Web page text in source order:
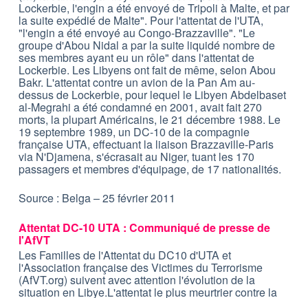
Lockerbie, l'engin a été envoyé de Tripoli à Malte, et par
la suite expédié de Malte". Pour l'attentat de l'UTA,
"l'engin a été envoyé au Congo-Brazzaville". "Le
groupe d'Abou Nidal a par la suite liquidé nombre de
ses membres ayant eu un rôle" dans l'attentat de
Lockerbie. Les Libyens ont fait de même, selon Abou
Bakr. L'attentat contre un avion de la Pan Am au-
dessus de Lockerbie, pour lequel le Libyen Abdelbaset
al-Megrahi a été condamné en 2001, avait fait 270
morts, la plupart Américains, le 21 décembre 1988. Le
19 septembre 1989, un DC-10 de la compagnie
française UTA, effectuant la liaison Brazzaville-Paris
via N'Djamena, s'écrasait au Niger, tuant les 170
passagers et membres d'équipage, de 17 nationalités.
Source : Belga – 25 février 2011
Attentat DC-10 UTA : Communiqué de presse de
l'AfVT
Les Familles de l'Attentat du DC10 d'UTA et
l'Association française des Victimes du Terrorisme
(AfVT.org) suivent avec attention l'évolution de la
situation en Libye.L'attentat le plus meurtrier contre la